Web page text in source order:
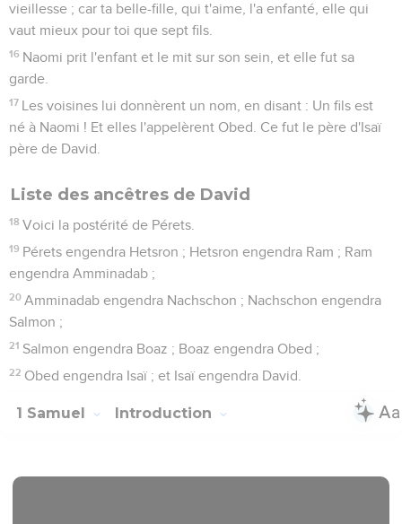
vieillesse ; car ta belle-fille, qui t'aime, l'a enfanté, elle qui
vaut mieux pour toi que sept fils.
16 Naomi prit l'enfant et le mit sur son sein, et elle fut sa
garde.
17 Les voisines lui donnèrent un nom, en disant : Un fils est
né à Naomi ! Et elles l'appelèrent Obed. Ce fut le père d'Isaï
père de David.
Liste des ancêtres de David
18 Voici la postérité de Pérets.
19 Pérets engendra Hetsron ; Hetsron engendra Ram ; Ram
engendra Amminadab ;
20 Amminadab engendra Nachschon ; Nachschon engendra
Salmon ;
21 Salmon engendra Boaz ; Boaz engendra Obed ;
22 Obed engendra Isaï ; et Isaï engendra David.
1 Samuel Introduction